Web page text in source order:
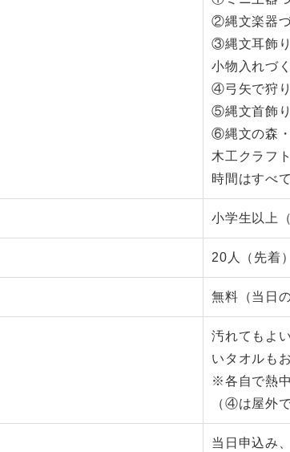
②縄文楽器
③縄文耳飾
小物入れづ
④弓矢で狩
⑤縄文首飾
⑥縄文の森・
木工クラ
時間はすべ
小学生以上
20人（先着）
無料（当日
汚れてもよ
いタオルも
※各自で熱
（④は屋外
当日申込み